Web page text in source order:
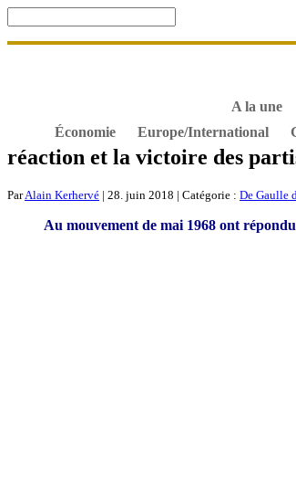
A la une
Économie
Europe/International
réaction et la victoire des
ParAlain Kerhervé | 28. juin 2018 | Catégorie : De Gaulle
Au mouvement de mai 1968 ont